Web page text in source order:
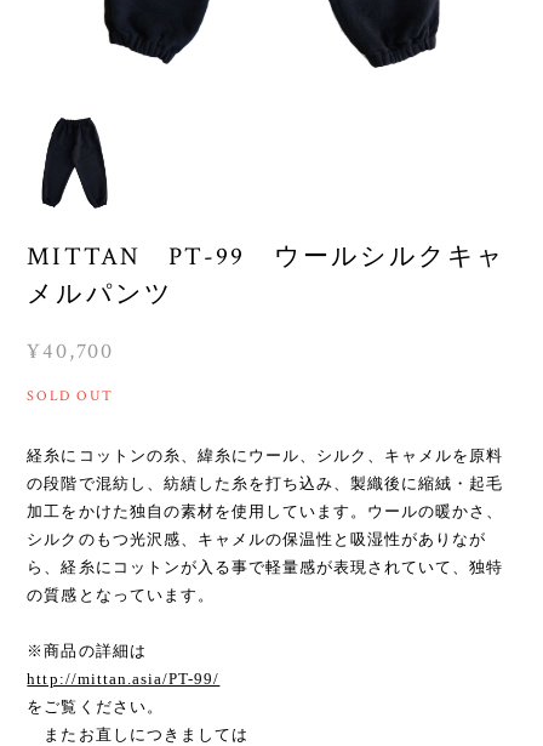
MITTAN PT-99 ウールシルクキャ
メルパンツ
¥40,700
SOLD OUT
経糸にコットンの糸、緯糸にウール、シルク、キャメルを原料
の段階で混紡し、紡績した糸を打ち込み、製織後に縮絨・起毛
加工をかけた独自の素材を使用しています。ウールの暖かさ、
シルクのもつ光沢感、キャメルの保温性と吸湿性がありなが
ら、経糸にコットンが入る事で軽量感が表現されていて、独特
の質感となっています。
※商品の詳細は
http://mittan.asia/PT-99/
をご覧ください。
またお直しにつきましては